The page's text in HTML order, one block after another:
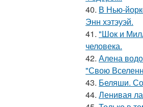
40. В Нью-
Энн хэтэуэй.
41. "Шок и
человека.
42. Алена
"Свою
43. Беляши.
44. Ленивая